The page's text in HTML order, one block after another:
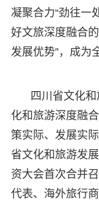
凝聚合力“劲往一
好文旅深度融合
发展优势”，成为
四川省文化
化和旅游深度融
策实际、发展实
省文化和旅游发
资大会首次合并
代表、海外旅行